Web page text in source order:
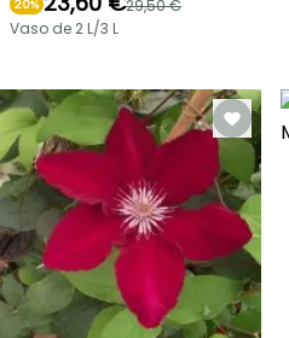
20%
29,50 €
Vaso de 2 L/3 L